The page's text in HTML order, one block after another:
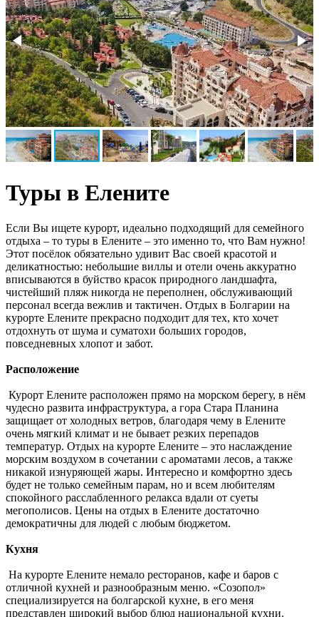
Туры в Елените
Если Вы ищете курорт, идеально подходящий для семейного
отдыха – то туры в Елените – это именно то, что Вам нужно!
Этот посёлок обязательно удивит Вас своей красотой и
деликатностью: небольшие виллы и отели очень аккуратно
вписываются в буйство красок природного ландшафта,
чистейший пляж никогда не переполнен, обслуживающий
персонал всегда вежлив и тактичен. Отдых в Болгарии на
курорте Елените прекрасно подходит для тех, кто хочет
отдохнуть от шума и суматохи больших городов,
повседневных хлопот и забот.
Расположение
Курорт Елените расположен прямо на морском берегу, в нём
чудесно развита инфраструктура, а гора Стара Планина
защищает от холодных ветров, благодаря чему в Елените
очень мягкий климат и не бывает резких перепадов
температур. Отдых на курорте Елените – это наслаждение
морским воздухом в сочетании с ароматами лесов, а также
никакой изнуряющей жары. Интересно и комфортно здесь
будет не только семейным парам, но и всем любителям
спокойного расслабленного релакса вдали от суеты
мегополисов. Цены на отдых в Елените достаточно
демократичны для людей с любым бюджетом.
Кухня
На курорте Елените немало ресторанов, кафе и баров с
отличной кухней и разнообразным меню. «Созопол»
специализируется на болгарской кухне, в его меня
представлен широкий выбор блюд национальной кухни.